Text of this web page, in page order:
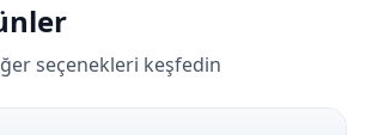
seçenekleri keşfedin